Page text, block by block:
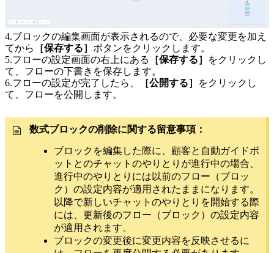
4.ブロックの編集画面が表示されるので、必要な変更を加え
てから
［保存する］ ボタンをクリックします。
5.フローの設定画面の右上にある
［保存する］
をクリックし
て、フローの下書きを保存します。
6.フローの設定が完了したら、
［公開する］
をクリックし
て、フローを公開します。
数式ブロックの削除に関する留意事項：
ブロックを編集した際に、顧客と自動ガイドボ
ットとのチャットのやりとりが進行中の場合、
進行中のやりとりには以前のフロー（ブロッ
ク）の設定内容が適用されたままになります。
以降で新しいチャットのやりとりを開始する際
には、更新後のフロー（ブロック）の設定内容
が適用されます。
ブロックの変更後に変更内容を反映させるに